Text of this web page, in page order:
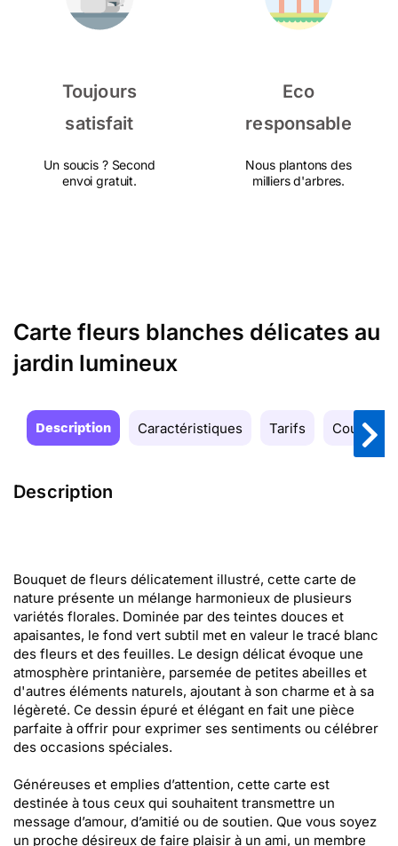
Toujours
satisfait
Un soucis ? Second
envoi gratuit.
Eco
responsable
Nous plantons des
milliers d'arbres.
Carte fleurs blanches délicates au
jardin lumineux
Description Caractéristiques Tarifs Couleurs
Description
Bouquet de fleurs délicatement illustré, cette carte de
nature présente un mélange harmonieux de plusieurs
variétés florales. Dominée par des teintes douces et
apaisantes, le fond vert subtil met en valeur le tracé blanc
des fleurs et des feuilles. Le design délicat évoque une
atmosphère printanière, parsemée de petites abeilles et
d'autres éléments naturels, ajoutant à son charme et à sa
légèreté. Ce dessin épuré et élégant en fait une pièce
parfaite à offrir pour exprimer ses sentiments ou célébrer
des occasions spéciales.
Généreuses et emplies d’attention, cette carte est
destinée à tous ceux qui souhaitent transmettre un
message d’amour, d’amitié ou de soutien. Que vous soyez
un proche désireux de faire plaisir à un ami, un membre